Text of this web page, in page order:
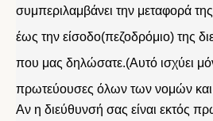
συμπεριλαμβάνει την μεταφορά
έως την είσοδο(πεζοδρόμιο) της
που μας δηλώσατε.(Αυτό ισχύει
πρωτεύουσες όλων των νομών
Αν η διεύθυνσή σας είναι εκτός